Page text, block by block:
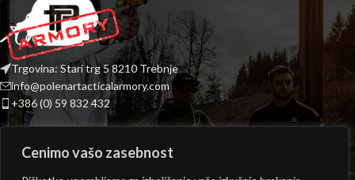
Cenimo vašo zasebnost
Trgovina: Stari trg 5 8210 Trebnje
info@polenartacticalarmory.com
+386 (0) 59 832 432